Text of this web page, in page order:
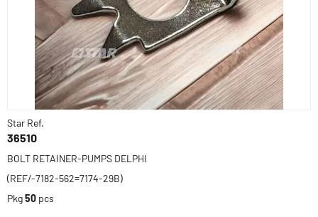
Star Ref.
36510
BOLT RETAINER-PUMPS DELPHI
(REF/-7182-562=7174-29B)
Pkg50 pcs